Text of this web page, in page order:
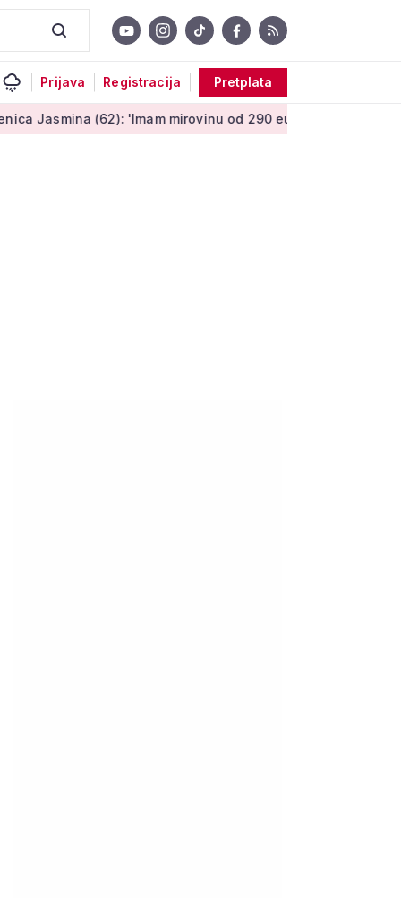
Prijava Registracija Pretplata
'Imam mirovinu od 290 eura, a dobijem i socijalnu pomoć'